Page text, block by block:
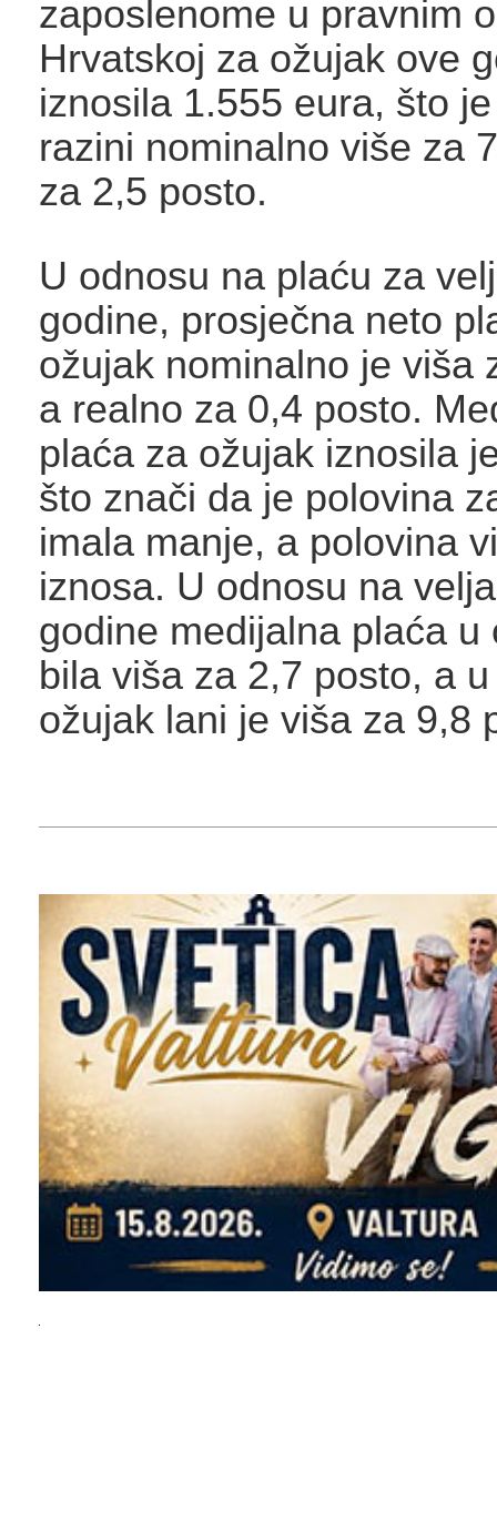
zaposlenome u pravnim
Hrvatskoj za ožujak ove
iznosila 1.555 eura, što
razini nominalno više za
za 2,5 posto.
U odnosu na plaću za
godine, prosječna neto
ožujak nominalno je viša
a realno za 0,4 posto.
plaća za ožujak iznosila
što znači da je polovina
imala manje, a polovina
iznosa. U odnosu na
godine medijalna plaća u
bila viša za 2,7 posto, a
ožujak lani je viša za 9,8